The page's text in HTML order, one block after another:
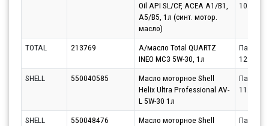
Oil API SL/CF, ACEA A1/B1,
A5/B5, 1л (синт. мотор.
масло)
TOTAL 213769
А/масло Total QUARTZ
INEO MC3 5W-30, 1л
Партнёр
SHELL
550040585
Масло моторное Shell
Helix Ultra Professional AV-
L 5W-30 1л
Партнёр
SHELL 550048476
Масло моторное Shell
Партнёр